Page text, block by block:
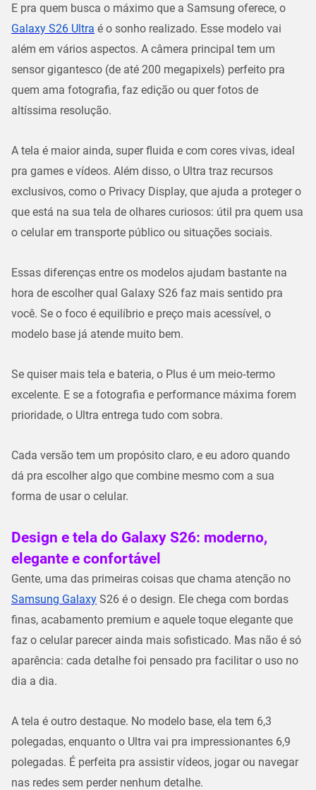
E pra quem busca o máximo que a Samsung oferece, o
Galaxy S26 Ultra é o sonho realizado. Esse modelo vai
além em vários aspectos. A câmera principal tem um
sensor gigantesco (de até 200 megapixels) perfeito pra
quem ama fotografia, faz edição ou quer fotos de
altíssima resolução.
A tela é maior ainda, super fluida e com cores vivas, ideal
pra games e vídeos. Além disso, o Ultra traz recursos
exclusivos, como o Privacy Display, que ajuda a proteger o
que está na sua tela de olhares curiosos: útil pra quem usa
o celular em transporte público ou situações sociais.
Essas diferenças entre os modelos ajudam bastante na
hora de escolher qual Galaxy S26 faz mais sentido pra
você. Se o foco é equilíbrio e preço mais acessível, o
modelo base já atende muito bem.
Se quiser mais tela e bateria, o Plus é um meio‑termo
excelente. E se a fotografia e performance máxima forem
prioridade, o Ultra entrega tudo com sobra.
Cada versão tem um propósito claro, e eu adoro quando
dá pra escolher algo que combine mesmo com a sua
forma de usar o celular.
Design e tela do Galaxy S26: moderno,
elegante e confortável
Gente, uma das primeiras coisas que chama atenção no
Samsung Galaxy S26 é o design. Ele chega com bordas
finas, acabamento premium e aquele toque elegante que
faz o celular parecer ainda mais sofisticado. Mas não é só
aparência: cada detalhe foi pensado pra facilitar o uso no
dia a dia.
A tela é outro destaque. No modelo base, ela tem 6,3
polegadas, enquanto o Ultra vai pra impressionantes 6,9
polegadas. É perfeita pra assistir vídeos, jogar ou navegar
nas redes sem perder nenhum detalhe.